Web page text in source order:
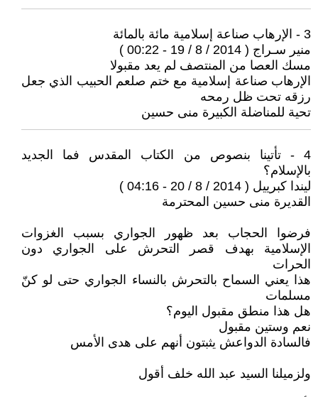
3 - الإرهاب صناعة إسلامية مائة بالمائة
منير سـراج ( 2014 / 8 / 19 - 00:22 )
مسك العصا من المنتصف لم يعد مقبولا
الإرهاب صناعة إسلامية مع ختم صلعم الحبيب الذي جعل
رزقه تحت ظل رمحه
تحية للمناضلة الكبيرة منى حسين
4 - تأتينا بنصوص من الكتاب المقدس فما الجديد
بالإسلام؟
ليندا كبرييل ( 2014 / 8 / 20 - 04:16 )
القديرة منى حسين المحترمة
فرضوا الحجاب بعد ظهور الجواري بسبب الغزوات
الإسلامية بهدف قصر التحرش على الجواري دون
الحرات
هذا يعني السماح بالتحرش بالنساء الجواري حتى لو كنّ
مسلمات
هل هذا منطق مقبول اليوم؟
نعم وستين مقبول
فالسادة الدواعش يثبتون أنهم على هدى الأمس
ولزميلنا السيد عبد الله خلف أقول